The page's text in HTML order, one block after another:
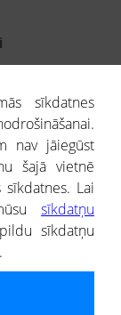
sīkdatnes
nav jāiegūst
šajā vietnē
Lai
sīkdatņu
sīkdatņu